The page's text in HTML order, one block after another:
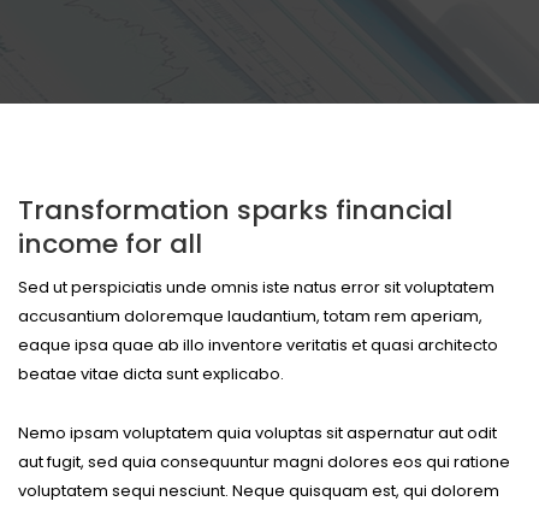
Transformation sparks financial
income for all
Sed ut perspiciatis unde omnis iste natus error sit voluptatem
accusantium doloremque laudantium, totam rem aperiam,
eaque ipsa quae ab illo inventore veritatis et quasi architecto
beatae vitae dicta sunt explicabo.
Nemo ipsam voluptatem quia voluptas sit aspernatur aut odit
aut fugit, sed quia consequuntur magni dolores eos qui ratione
voluptatem sequi nesciunt. Neque quisquam est, qui dolorem